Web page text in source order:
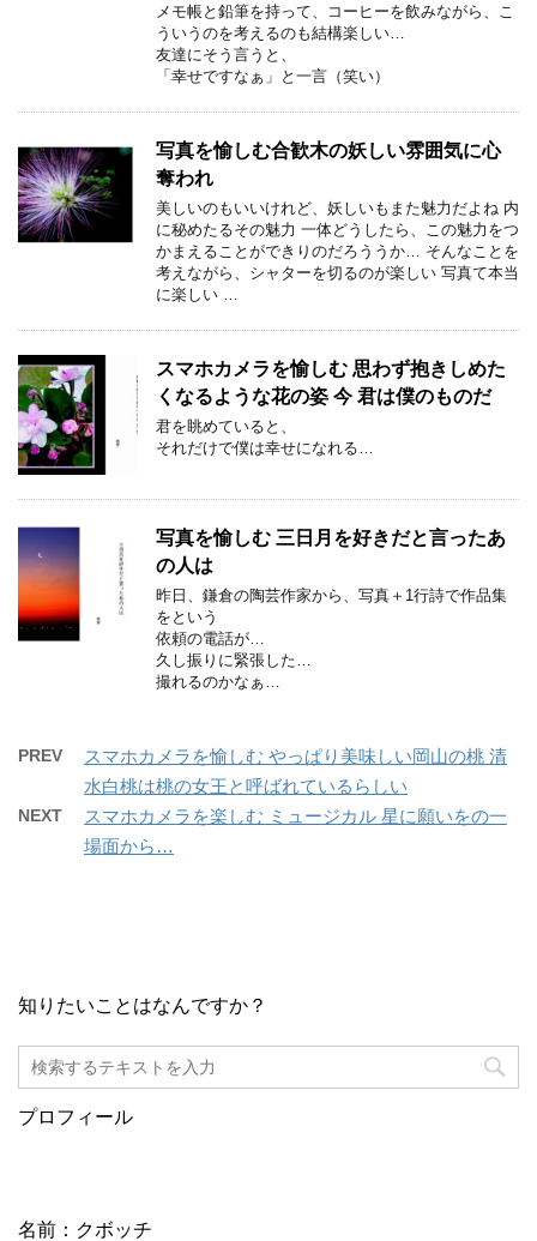
メモ帳と鉛筆を持って、コーヒーを飲みながら、こ
ういうのを考えるのも結構楽しい…
友達にそう言うと、
「幸せですなぁ」と一言（笑い）
写真を愉しむ合歓木の妖しい雰囲気に心
奪われ
美しいのもいいけれど、妖しいもまた魅力だよね 内
に秘めたるその魅力 一体どうしたら、この魅力をつ
かまえることができりのだろううか… そんなことを
考えながら、シャターを切るのが楽しい 写真て本当
に楽しい …
スマホカメラを愉しむ 思わず抱きしめた
くなるような花の姿 今 君は僕のものだ
君を眺めていると、
それだけで僕は幸せになれる…
写真を愉しむ 三日月を好きだと言ったあ
の人は
昨日、鎌倉の陶芸作家から、写真＋1行詩で作品集
をという
依頼の電話が…
久し振りに緊張した…
撮れるのかなぁ…
PREV
スマホカメラを愉しむ やっぱり美味しい岡山の桃 清
水白桃は桃の女王と呼ばれているらしい
NEXT
スマホカメラを楽しむ ミュージカル 星に願いをの一
場面から…
知りたいことはなんですか？
プロフィール
名前：クボッチ